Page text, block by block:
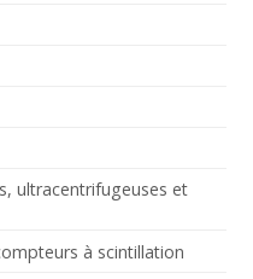
ultracentrifugeuses et
à scintillation